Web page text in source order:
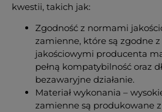
kwestii, takich jak:
Zgodność z normami
zamienne, które są zgodne
jakościowymi producenta
pełną kompatybilność oraz
bezawaryjne działanie.
Materiał wykonania –
zamienne są produkowane